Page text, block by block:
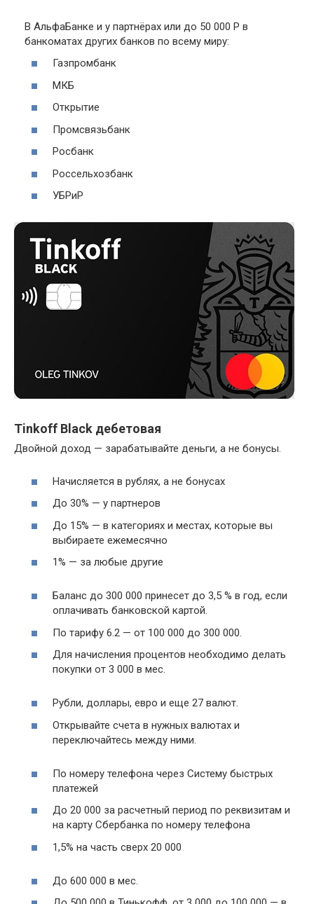
В АльфаБанке и у партнёрах или до 50 000 Р в
банкоматах других банков по всему миру:
Газпромбанк
МКБ
Открытие
Промсвязьбанк
Росбанк
Россельхозбанк
УБРиР
Tinkoff Black дебетовая
Двойной доход — зарабатывайте деньги, а не бонусы.
Начисляется в рублях, а не бонусах
До 30% — у партнеров
До 15% — в категориях и местах, которые вы
выбираете ежемесячно
1% — за любые другие
Баланс до 300 000 принесет до 3,5 % в год, если
оплачивать банковской картой.
По тарифу 6.2 — от 100 000 до 300 000.
Для начисления процентов необходимо делать
покупки от 3 000 в мес.
Рубли, доллары, евро и еще 27 валют.
Открывайте счета в нужных валютах и
переключайтесь между ними.
По номеру телефона через Систему быстрых
платежей
До 20 000 за расчетный период по реквизитам и
на карту Сбербанка по номеру телефона
1,5% на часть сверх 20 000
До 600 000 в мес.